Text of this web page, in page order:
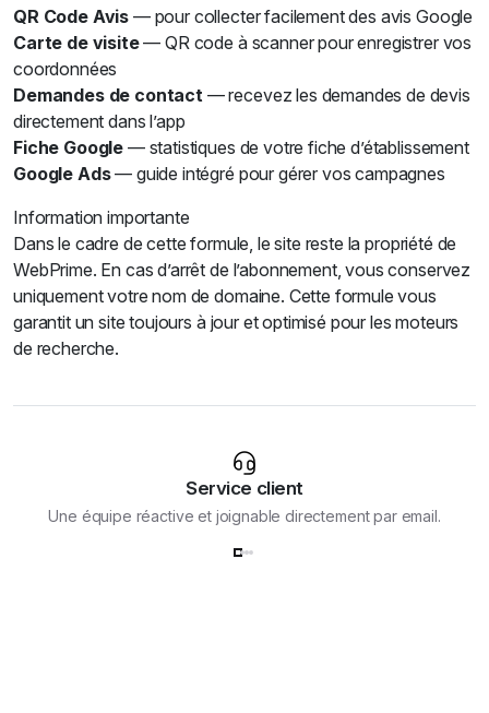
QR Code Avis — pour collecter facilement des avis Google
Carte de visite— QR code à scanner pour enregistrer vos
coordonnées
Demandes de contact— recevez les demandes de devis
directement dans l’app
Fiche Google — statistiques de votre fiche d’établissement
Google Ads— guide intégré pour gérer vos campagnes
Information importante
Dans le cadre de cette formule, le site reste la propriété de
WebPrime. En cas d’arrêt de l’abonnement, vous conservez
uniquement votre nom de domaine. Cette formule vous
garantit un site toujours à jour et optimisé pour les moteurs
de recherche.
Service client
Une équipe réactive et joignable directement par email.